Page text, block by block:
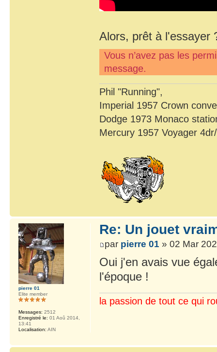
Alors, prêt à l'essayer
Vous n’avez pas les
message.
Phil "Running",
Imperial 1957 Crown
Dodge 1973 Monaco
Mercury 1957 Voyager
Re: Un jouet
par pierre 01 » 02 Mar
Oui j'en avais vue
l'époque !
la passion de tout ce qui
pierre 01
Elite member
Messages: 2512
Enregistré le: 01 Aoû 2014,
13:41
Localisation: AIN